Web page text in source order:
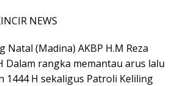
NEWS
Natal (Madina) AKBP H.M Reza
Dalam rangka memantau arus lalu
1444 H sekaligus Patroli Keliling